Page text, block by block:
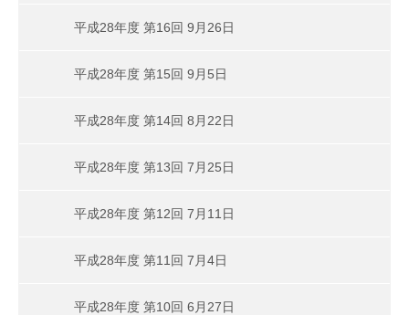
平成28年度 第16回 9月26日
平成28年度 第15回 9月5日
平成28年度 第14回 8月22日
平成28年度 第13回 7月25日
平成28年度 第12回 7月11日
平成28年度 第11回 7月4日
平成28年度 第10回 6月27日